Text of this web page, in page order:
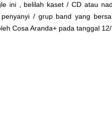
ini , belilah kaset / CD atau
/ grup band yang
Cosa Aranda+ pada tanggal